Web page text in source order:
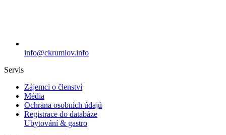
info@ckrumlov.info
Servis
Zájemci o členství
Média
Ochrana osobních údajů
Registrace do databáze
Ubytování & gastro